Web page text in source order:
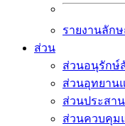
รายงานลัก
ส่วน
ส่วนอนุรักษ์
ส่วนอุทยาน
ส่วนประสา
ส่วนควบคุม